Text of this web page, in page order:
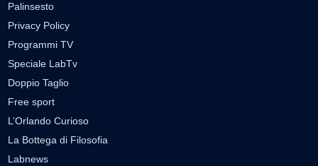
Palinsesto
Privacy Policy
Programmi TV
Speciale LabTv
Doppio Taglio
Free sport
L’Orlando Curioso
La Bottega di Filosofia
Labnews